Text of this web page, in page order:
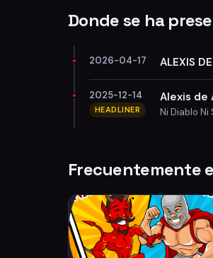
Donde se ha
2026-04-17 ALEXIS
2025-12-14
HEADLINER
Alexis de
Ni Diablo Ni
Frecuentemente